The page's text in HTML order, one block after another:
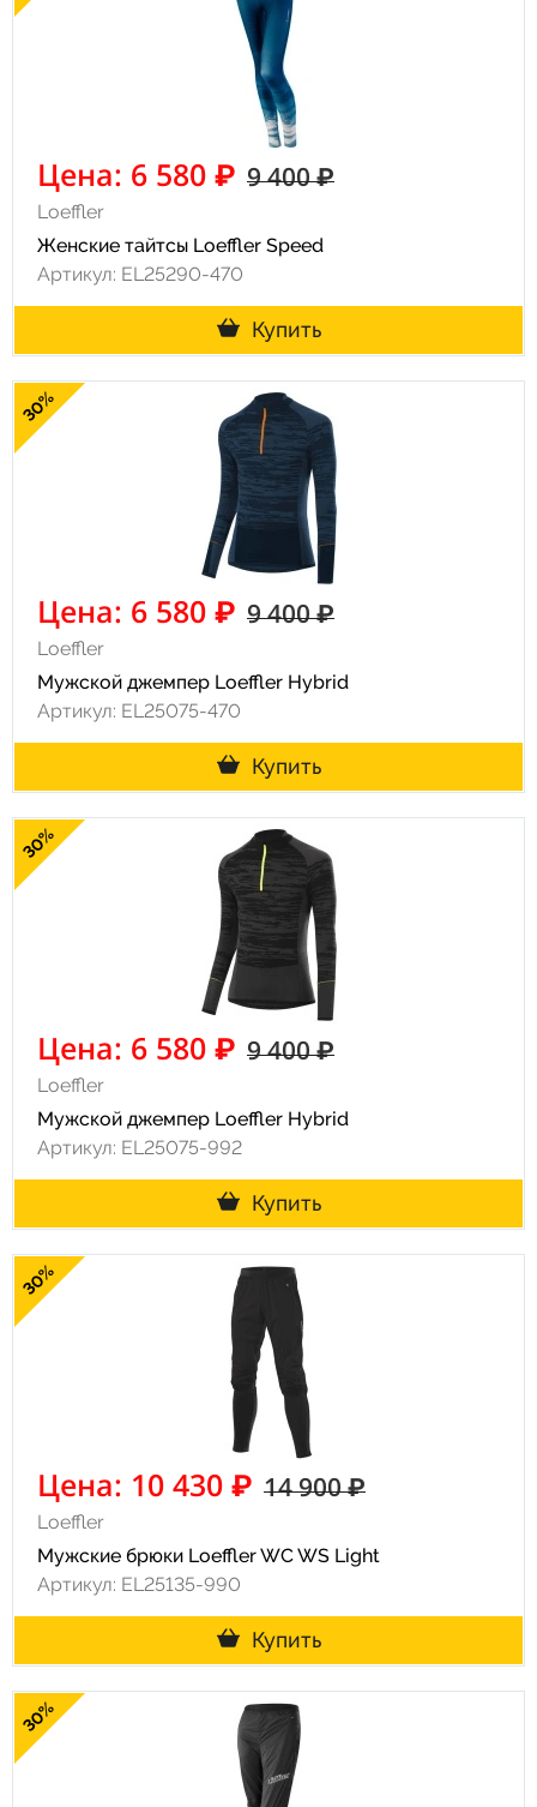
Цена: 6 580 ₽ 9 400 ₽
Loeffler
Женские тайтсы Loeffler Speed
Артикул: EL25290-470
Купить
30%
Цена: 6 580 ₽ 9 400 ₽
Loeffler
Мужской джемпер Loeffler Hybrid
Артикул: EL25075-470
Купить
30%
Цена: 6 580 ₽ 9 400 ₽
Loeffler
Мужской джемпер Loeffler Hybrid
Артикул: EL25075-992
Купить
30%
Цена: 10 430 ₽ 14 900 ₽
Loeffler
Мужские брюки Loeffler WC WS Light
Артикул: EL25135-990
Купить
30%